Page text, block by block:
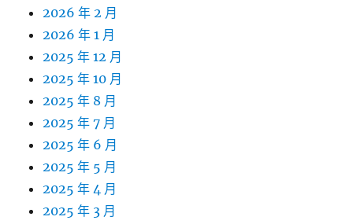
2026 年 2 月
2026 年 1 月
2025 年 12 月
2025 年 10 月
2025 年 8 月
2025 年 7 月
2025 年 6 月
2025 年 5 月
2025 年 4 月
2025 年 3 月